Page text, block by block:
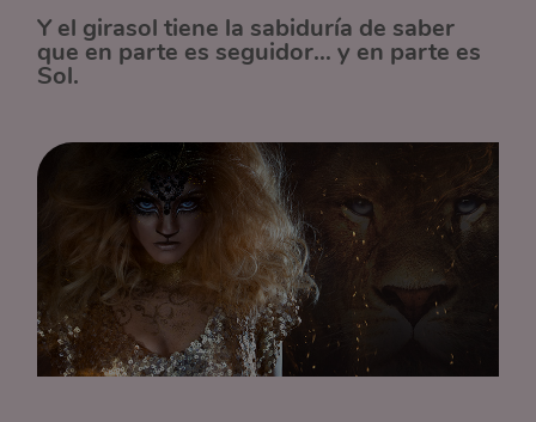
Y el girasol tiene la sabiduría de saber
que en parte es seguidor… y en parte es
Sol.